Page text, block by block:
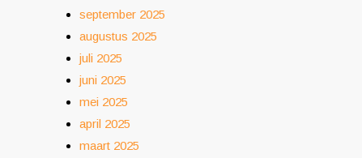
september 2025
augustus 2025
juli 2025
juni 2025
mei 2025
april 2025
maart 2025